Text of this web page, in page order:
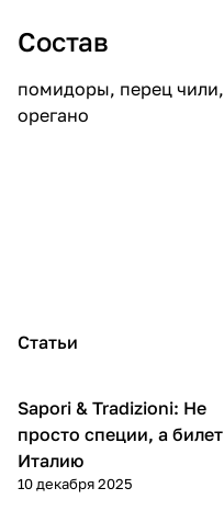
Состав
помидоры, перец
орегано
Статьи
Кухня
Sapori & Tradizioni: Не
просто специи, а
Италию
10 декабря 2025